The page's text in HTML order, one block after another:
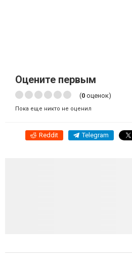
Оцените первым
(0 оценок)
Пока еще никто не оценил
Reddit Telegram